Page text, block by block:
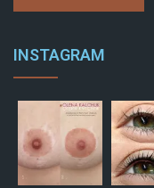
INSTAGRAM